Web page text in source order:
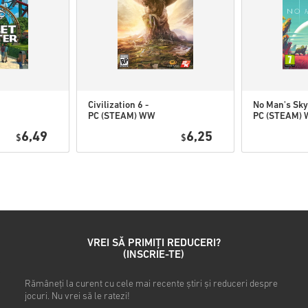
Urmărește ghidul rapid de
• Alege produsul
• Introdu adresa ta de e-mail
• Selectează metoda de
După aceea, vei primi un e-
$6,49
Civilization 6 -
PC (STEAM) WW
$6,25
No Man's Sky
PC (STEAM)
VREI SĂ PRIMIȚI REDUCERI?
(INSCRIE-TE)
Rămâneți la curent cu cele mai recente știri și reduceri despre
jocuri. Nu vrei să le ratezi!